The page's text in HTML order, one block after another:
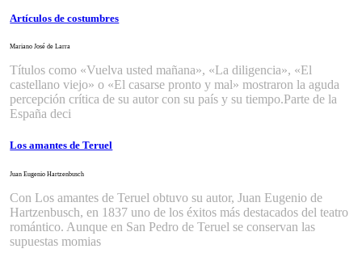
Artículos de costumbres
Mariano José de Larra
Títulos como «Vuelva usted mañana», «La diligencia», «El
castellano viejo» o «El casarse pronto y mal» mostraron la aguda
percepción crítica de su autor con su país y su tiempo.Parte de la
España deci
Los amantes de Teruel
Juan Eugenio Hartzenbusch
Con Los amantes de Teruel obtuvo su autor, Juan Eugenio de
Hartzenbusch, en 1837 uno de los éxitos más destacados del teatro
romántico. Aunque en San Pedro de Teruel se conservan las
supuestas momias